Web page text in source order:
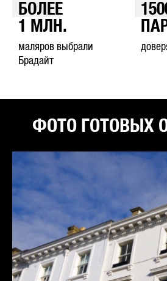
БОЛЕЕ
1
МЛН.
маляров выбрали
Брадайт
ФОТО ГОТОВЫХ